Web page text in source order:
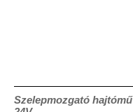
Szelepmozgató hajtómű